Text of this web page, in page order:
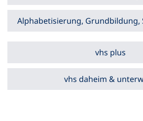
Alphabetisierung, Grundbildung,
vhs plus
vhs daheim &